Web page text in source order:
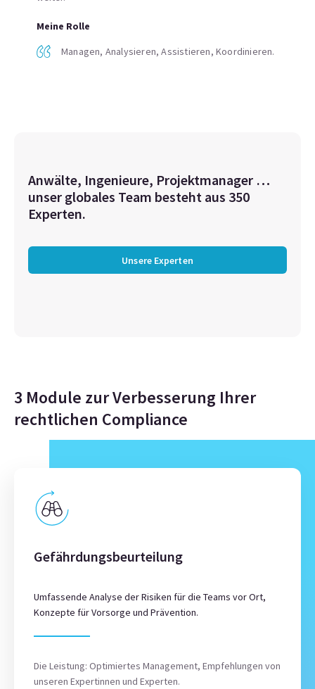
Meine Rolle
Managen, Analysieren, Assistieren, Koordinieren.
Anwälte, Ingenieure, Projektmanager …
unser globales Team besteht aus 350
Experten.
Unsere Experten
3 Module zur Verbesserung Ihrer
rechtlichen Compliance
Gefährdungsbeurteilung
Umfassende Analyse der Risiken für die Teams vor Ort,
Konzepte für Vorsorge und Prävention.
Die Leistung: Optimiertes Management, Empfehlungen von
unseren Expertinnen und Experten.